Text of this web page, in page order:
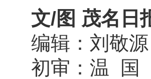
文/图 茂名日
编辑：刘敬源
初审：温 国